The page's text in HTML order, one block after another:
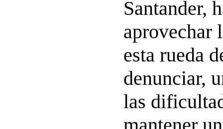
Santander,
aprovechar
esta rueda
denunciar,
las